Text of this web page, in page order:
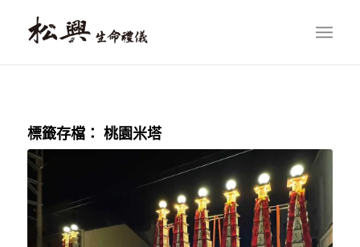
標籤存檔： 桃園米塔